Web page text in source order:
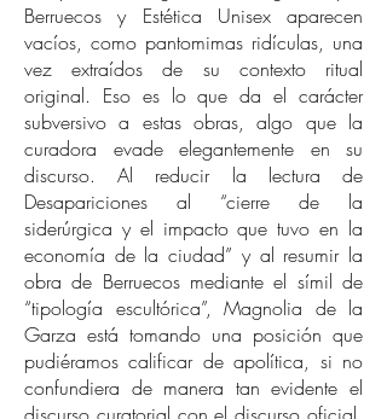
Berruecos y Estética Unisex aparecen
vacíos, como pantomimas ridículas, una
vez extraídos de su contexto ritual
original. Eso es lo que da el carácter
subversivo a estas obras, algo que la
curadora evade elegantemente en su
discurso. Al reducir la lectura de
Desapariciones al “cierre de la
siderúrgica y el impacto que tuvo en la
economía de la ciudad” y al resumir la
obra de Berruecos mediante el símil de
“tipología escultórica”, Magnolia de la
Garza está tomando una posición que
pudiéramos calificar de apolítica, si no
confundiera de manera tan evidente el